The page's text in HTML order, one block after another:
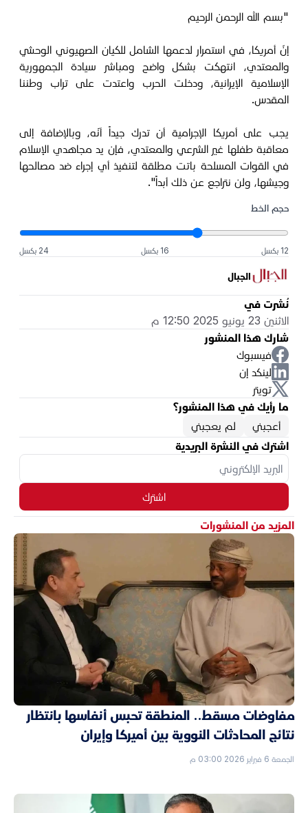
"بسم الله الرحمن الرحيم
إنّ أمريكا، في استمرار لدعمها الشامل للكيان الصهيوني الوحشي
والمعتدي، انتهكت بشكل واضح ومباشر سيادة الجمهورية
الإسلامية الإيرانية، ودخلت الحرب واعتدت على تراب وطننا
المقدس.
يجب على أمريكا الإجرامية أن تدرك جيداً أنّه، وبالإضافة إلى
معاقبة طفلها غير الشرعي والمعتدي، فإن يد مجاهدي الإسلام
في القوات المسلحة باتت مطلقة لتنفيذ أي إجراء ضد مصالحها
وجيشها، ولن نتراجع عن ذلك أبداً".
حجم الخط
12 بكسل 16 بكسل 24 بكسل
الجبال
نُشرت في
الاثنين 23 يونيو 2025 12:50 م
شارك هذا المنشور
فيسبوك
لينكد إن
تويتر
ما رأيك في هذا المنشور؟
أعجبني
لم يعجبني
اشترك في النشرة البريدية
اشترك
المزيد من المنشورات
مفاوضات مسقط.. المنطقة تحبس أنفاسها بانتظار
نتائج المحادثات النووية بين أميركا وإيران
الجمعة 6 فبراير 2026 03:00 م